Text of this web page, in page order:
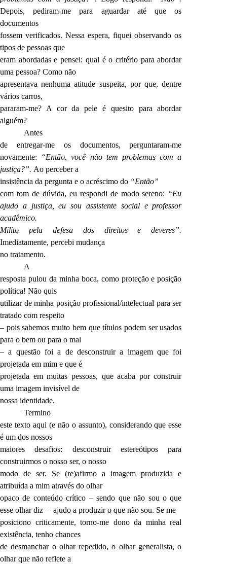
Depois, pediram-me para aguardar até que os
documentos
fossem verificados. Nessa espera, fiquei observando os
tipos de pessoas que
eram abordadas e pensei: qual é o critério para abordar
uma pessoa? Como não
apresentava nenhuma atitude suspeita, por que, dentre
vários carros,
pararam-me? A cor da pele é quesito para abordar
alguém?
Antes
de entregar-me os documentos, perguntaram-me
novamente:
“Então, você não tem problemas com a
justiça?”. Ao perceber a
insistência da pergunta e o acréscimo do “Então”
com tom de dúvida, eu respondi de modo sereno: “Eu
ajudo a justiça, eu sou assistente social e professor
acadêmico.
Milito pela defesa dos direitos e deveres”.
Imediatamente, percebi mudança
no tratamento.
A
resposta pulou da minha boca, como proteção e posição
política! Não quis
utilizar de minha posição profissional/intelectual para ser
tratado com respeito
– pois sabemos muito bem que títulos podem ser usados
para o bem ou para o mal
– a questão foi a de desconstruir a imagem que foi
projetada em mim e que é
projetada em muitas pessoas, que acaba por construir
uma imagem invisível de
nossa identidade.
Termino
este texto aqui (e não o assunto), considerando que esse
é um dos nossos
maiores desafios: desconstruir estereótipos para
construirmos o nosso ser, o nosso
modo de ser. Se (re)afirmo a imagem produzida e
atribuída a mim através do olhar
opaco de conteúdo crítico – sendo que não sou o que
esse olhar diz – ajudo a produzir o que não sou. Se me
posiciono criticamente, torno-me dono da minha real
existência, tenho chances
de desmanchar o olhar repedido, o olhar generalista, o
olhar que não reflete a